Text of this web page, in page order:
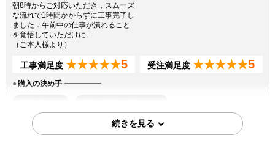
朝8時からご対応いただき，スムーズ
な流れで1時間かからずに工事完了し
ました．午前中の仕事が潰れること
を覚悟していただけに…
（ご本人様より）
工事満足度 ★★★★★5 受注満足度 ★★★★★5
購入の決め手
2026年6月6日